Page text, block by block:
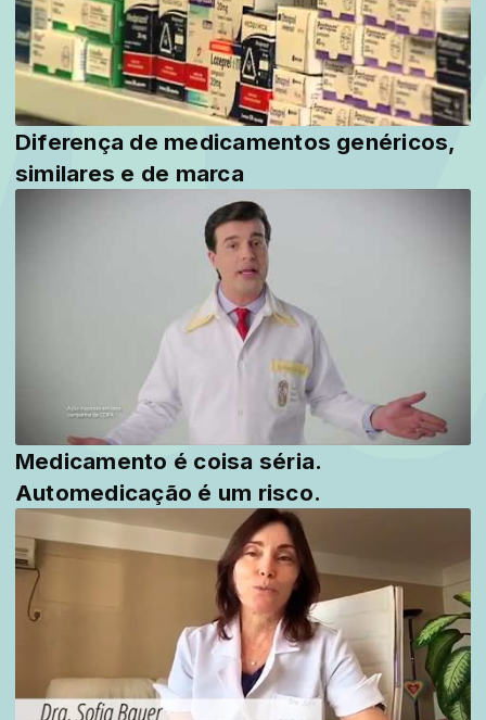
Diferença de medicamentos genéricos,
similares e de marca
Medicamento é coisa séria.
Automedicação é um risco.